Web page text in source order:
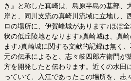
き』と称した真崎は、島原半島の基部、
岸と、同川支流の真崎川流域に立地し、
ロの場所に、伊賀峰城があります♪ほぼ
状の低丘陵地となります♪真崎城は、真
ます♪真崎城に関する文献的記録は無く
元の伝承によると、志々岐四郎左衛門が
方を開発したと伝わります。近くの水田
っていて、入江であったこの場所を、志